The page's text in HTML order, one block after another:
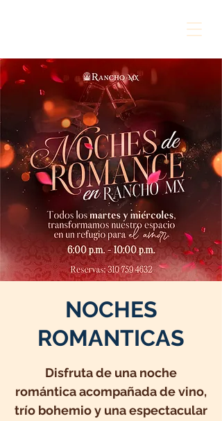
NOCHES
ROMANTICAS
Disfruta de una noche
romántica acompañada de vino,
trío bohemio y una espectacular